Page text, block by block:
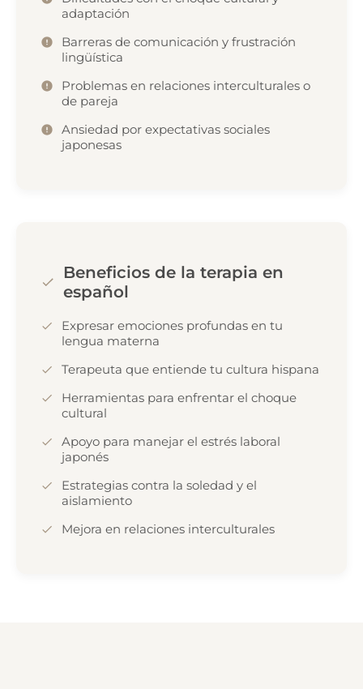
adaptación
Barreras de comunicación y frustración
lingüística
Problemas en relaciones interculturales o
de pareja
Ansiedad por expectativas sociales
japonesas
Beneficios de la terapia en
español
Expresar emociones profundas en tu
lengua materna
Terapeuta que entiende tu cultura hispana
Herramientas para enfrentar el choque
cultural
Apoyo para manejar el estrés laboral
japonés
Estrategias contra la soledad y el
aislamiento
Mejora en relaciones interculturales